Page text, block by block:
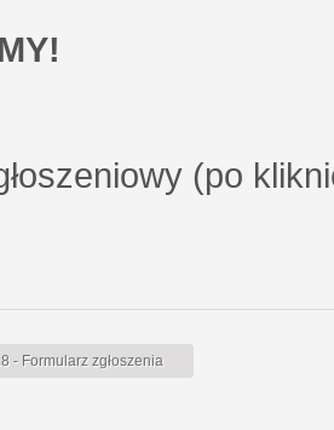
(po
- Formularz zgłoszenia